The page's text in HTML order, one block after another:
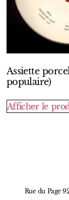
Assiette
populaire)
Afficher le
Rue du Page